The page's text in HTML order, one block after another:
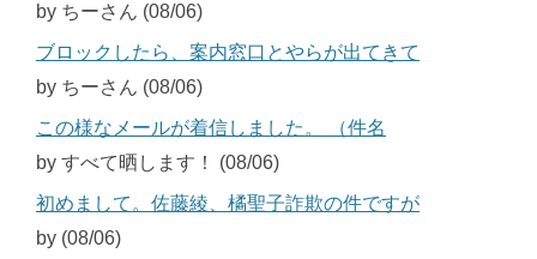
by ちーさん (08/06)
ブロックしたら、案内窓口とやらが出てきて
by ちーさん (08/06)
この様なメールが着信しました。 （件名
by すべて晒します！ (08/06)
初めまして。佐藤綾、橘聖子詐欺の件ですが
by (08/06)